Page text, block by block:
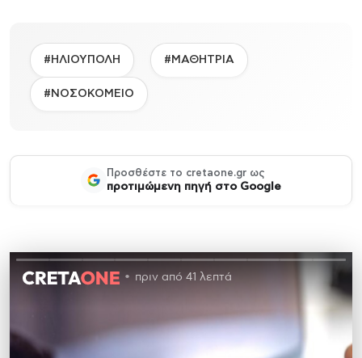
#ΗΛΙΟΥΠΟΛΗ #ΜΑΘΗΤΡΙΑ
#ΝΟΣΟΚΟΜΕΙΟ
Προσθέστε το cretaone.gr ως
προτιμώμενη πηγή στο Google
πριν από 41 λεπτά